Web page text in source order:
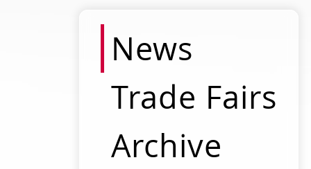
News
Trade Fairs
Archive